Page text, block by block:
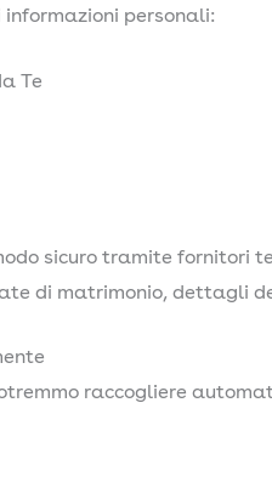
personali:
Te
sicuro tramite fornitori
di matrimonio, dettagli
raccogliere